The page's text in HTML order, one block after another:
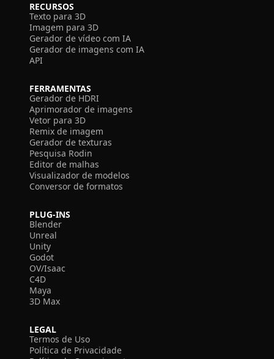
RECURSOS
Texto para 3D
Imagem para 3D
Gerador de vídeo com IA
Gerador de imagens com IA
API
FERRAMENTAS
Gerador de HDRI
Aprimorador de imagens
Vetor para 3D
Remix de imagem
Gerador de texturas
Pesquisa Rodin
Editor de malhas
Visualizador de modelos
Conversor de formatos
PLUG-INS
Blender
Unreal
Unity
Godot
OV/Isaac
C4D
Maya
3D Max
LEGAL
Termos de Uso
Política de Privacidade